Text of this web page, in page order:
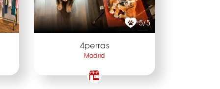
5/5
4perras
Madrid